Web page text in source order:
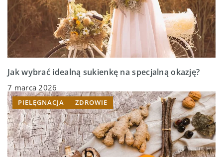
Jak wybrać idealną sukienkę na specjalną okazję?
7 marca 2026
PIELĘGNACJA ZDROWIE